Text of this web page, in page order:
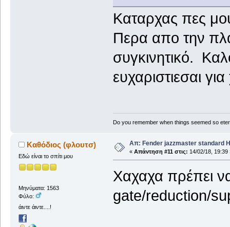
Καταρχας πες
Περα απο την
συγκινητικό.
ευχαριστιεσαι
Do you remember when things seemed so
Καθόδιος (φλουτσ)
Εδώ είναι το σπίτι μου
Μηνύματα: 1563
Φύλο:
άιντε άιντε....!
Απ: Fender jazzmaster standard
« Απάντηση #11 στις: 14/02/18, 19:39
Χαχαχα πρέπει
gate/reduction/